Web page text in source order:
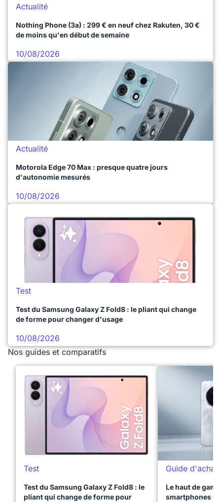
Actualité
Nothing Phone (3a) : 299 € en neuf chez Rakuten, 30 €
de moins qu'en début de semaine
10/08/2026
Actualité
Motorola Edge 70 Max : presque quatre jours
d'autonomie mesurés
10/08/2026
Test
Test du Samsung Galaxy Z Fold8 : le pliant qui change
de forme pour changer d'usage
10/08/2026
Nos guides et comparatifs
Test
Test du Samsung Galaxy Z Fold8 : le
pliant qui change de forme pour
Guide d'achat
Le haut de
smartphones